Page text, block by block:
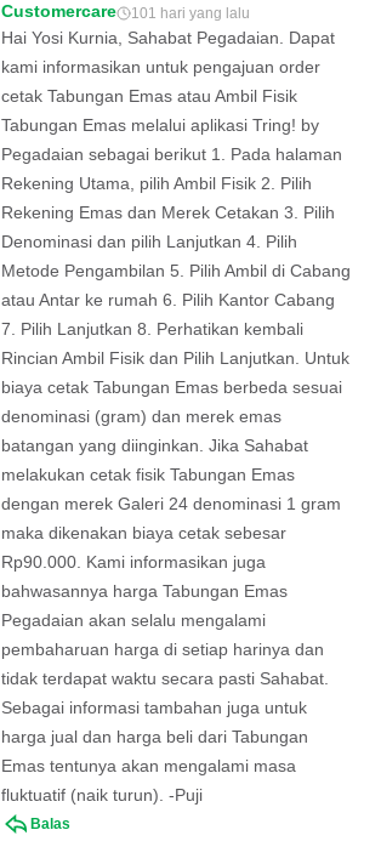
Customercare 101 hari yang lalu
Hai Yosi Kurnia, Sahabat Pegadaian. Dapat
kami informasikan untuk pengajuan order
cetak Tabungan Emas atau Ambil Fisik
Tabungan Emas melalui aplikasi Tring! by
Pegadaian sebagai berikut 1. Pada halaman
Rekening Utama, pilih Ambil Fisik 2. Pilih
Rekening Emas dan Merek Cetakan 3. Pilih
Denominasi dan pilih Lanjutkan 4. Pilih
Metode Pengambilan 5. Pilih Ambil di Cabang
atau Antar ke rumah 6. Pilih Kantor Cabang
7. Pilih Lanjutkan 8. Perhatikan kembali
Rincian Ambil Fisik dan Pilih Lanjutkan. Untuk
biaya cetak Tabungan Emas berbeda sesuai
denominasi (gram) dan merek emas
batangan yang diinginkan. Jika Sahabat
melakukan cetak fisik Tabungan Emas
dengan merek Galeri 24 denominasi 1 gram
maka dikenakan biaya cetak sebesar
Rp90.000. Kami informasikan juga
bahwasannya harga Tabungan Emas
Pegadaian akan selalu mengalami
pembaharuan harga di setiap harinya dan
tidak terdapat waktu secara pasti Sahabat.
Sebagai informasi tambahan juga untuk
harga jual dan harga beli dari Tabungan
Emas tentunya akan mengalami masa
fluktuatif (naik turun). -Puji
Balas